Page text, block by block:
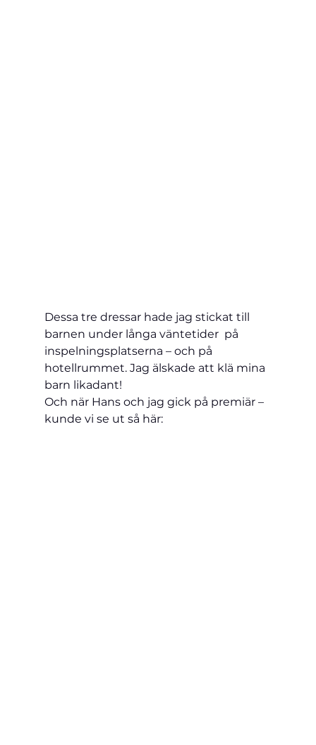
Dessa tre dressar hade jag stickat till
barnen under långa väntetider  på
inspelningsplatserna – och på
hotellrummet. Jag älskade att klä mina
barn likadant!
Och när Hans och jag gick på premiär –
kunde vi se ut så här: